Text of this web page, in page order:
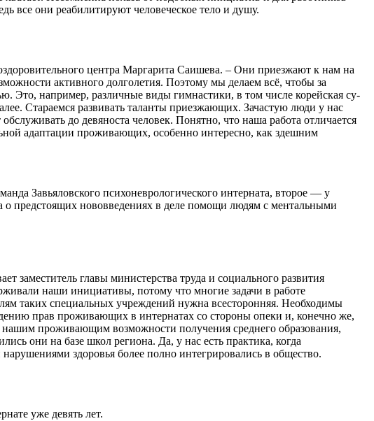
все они реабилитируют человеческое тело и душу.
центра Маргарита Саишева. – Они приезжают к нам на
активного долголетия. Поэтому мы делаем всё, чтобы за
Это, например, различные виды гимнастики, в том числе корейская су-
Стараемся развивать таланты приезжающих. Зачастую люди у нас
до девяноста человек. Понятно, что наша работа отличается
адаптации проживающих, особенно интересно, как здешним
Завьяловского психоневрологического интерната, второе — у
нововведениях в деле помощи людям с ментальными
заместитель главы министерства труда и социального развития
наши инициативы, потому что многие задачи в работе
таких специальных учреждений нужна всесторонняя. Необходимы
прав проживающих в интернатах со стороны опеки и, конечно же,
проживающим возможности получения среднего образования,
они на базе школ региона. Да, у нас есть практика, когда
здоровья более полно интегрировались в общество.
уже девять лет.